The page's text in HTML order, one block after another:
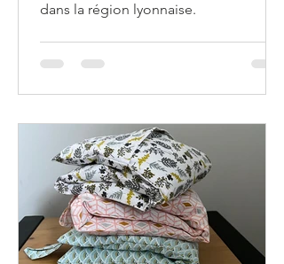
dans la région lyonnaise.